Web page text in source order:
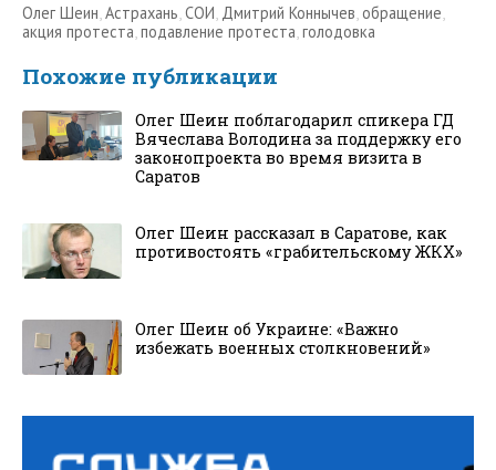
Олег Шеин Астрахань СОИ Дмитрий Коннычев обращение
акция протеста подавление протеста голодовка
Похожие публикации
Олег Шеин поблагодарил спикера ГД
Вячеслава Володина за поддержку его
законопроекта во время визита в
Саратов
Олег Шеин рассказал в Саратове, как
противостоять «грабительскому ЖКХ»
Олег Шеин об Украине: «Важно
избежать военных столкновений»